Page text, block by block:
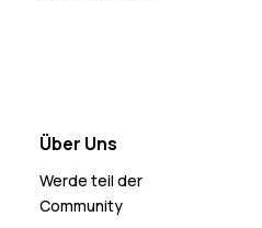
Über Uns
Werde teil der
Community